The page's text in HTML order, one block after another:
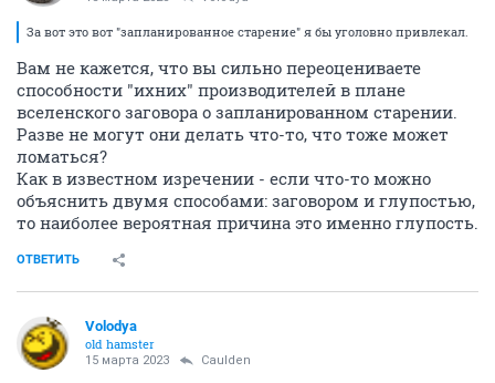
За вот это вот "запланированное старение" я бы уголовно привлекал.
Вам не кажется, что вы сильно переоцениваете
способности "ихних" производителей в плане
вселенского заговора о запланированном старении.
Разве не могут они делать что-то, что тоже может
ломаться?
Как в известном изречении - если что-то можно
объяснить двумя способами: заговором и глупостью,
то наиболее вероятная причина это именно глупость.
ОТВЕТИТЬ
Volodya
old hamster
15 марта 2023 Caulden